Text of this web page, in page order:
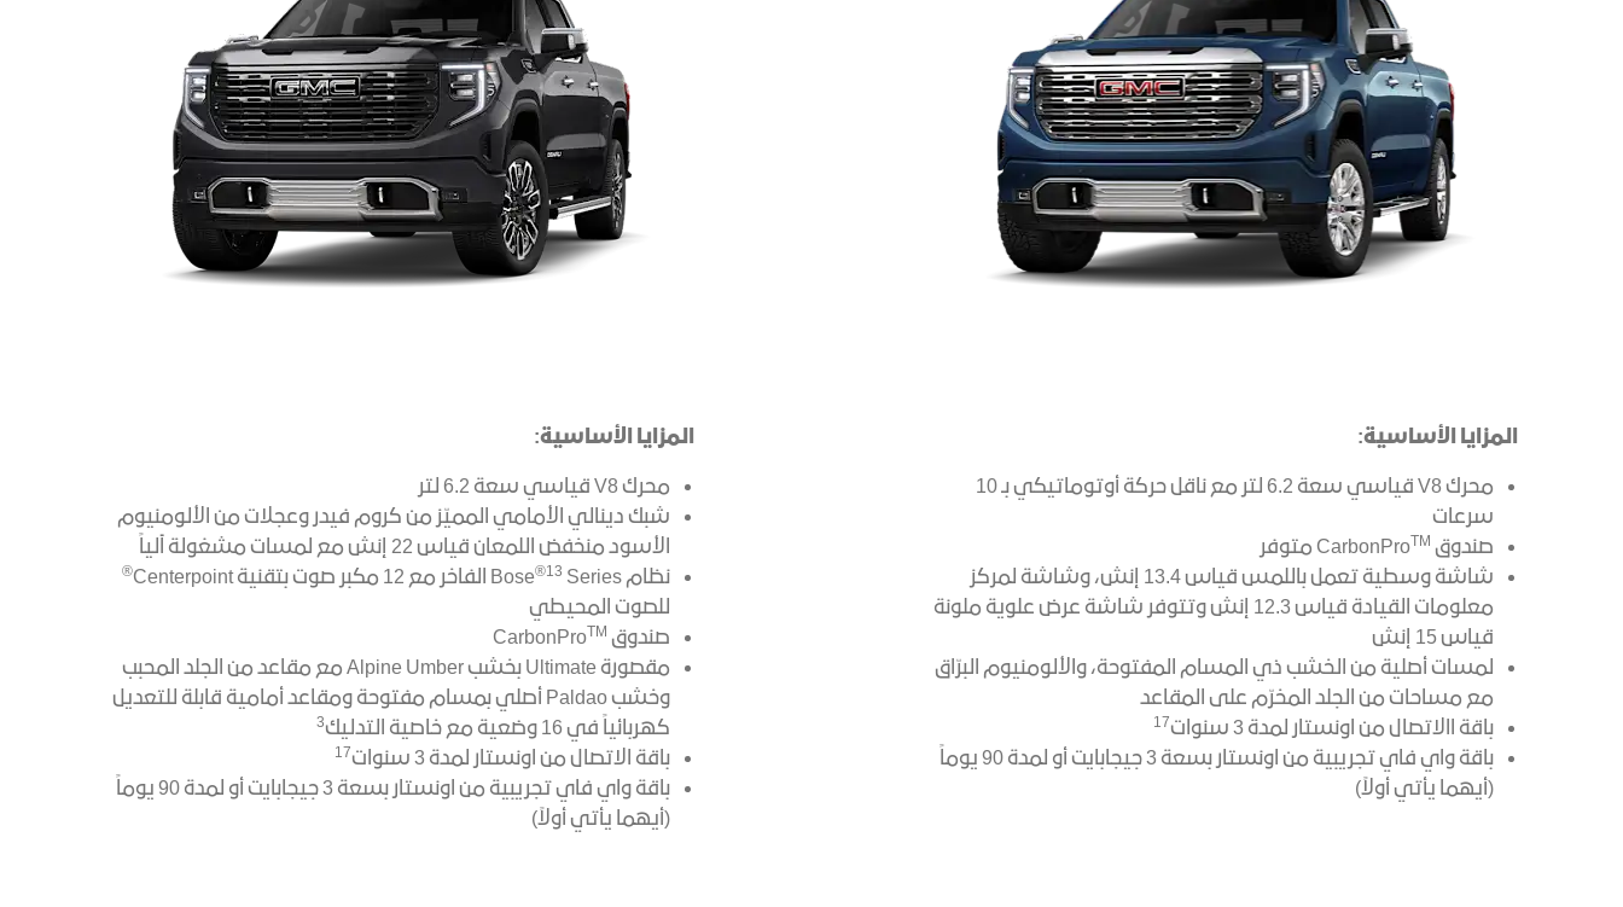
المزايا الأساسية:
محرك V8 قياسي سعة 6.2 لتر مع ناقل حركة أوتوماتيكي بـ 10
سرعات
صندوق CarbonPro TM
متوفر
شاشة وسطية تعمل باللمس قياس 13.4 إنش، وشاشة لمركز
معلومات القيادة قياس 12.3 إنش وتتوفر شاشة عرض علوية ملونة
قياس 15 إنش
لمسات أصلية من الخشب ذي المسام المفتوحة، والألومنيوم البرّاق
مع مساحات من الجلد المخرّم على المقاعد
باقة االاتصال من اونستار لمدة 3 سنوات
17
باقة واي فاي تجريبية من اونستار بسعة 3 جيجابايت أو لمدة 90 يوماً
(أيهما يأتي أولاً)
المزايا الأساسية:
محرك V8 قياسي سعة 6.2 لتر
شبك دينالي الأمامي المميّز من كروم فيدر وعجلات من الألومنيوم
الأسود منخفض اللمعان قياس 22 إنش مع لمسات مشغولة آلياً
نظام Bose
®13 Series الفاخر مع 12 مكبر صوت بتقنية Centerpoint ®
للصوت المحيطي
صندوق CarbonPro TM
مقصورة Ultimate بخشب Alpine Umber مع مقاعد من الجلد المحبب
وخشب Paldao أصلي بمسام مفتوحة ومقاعد أمامية قابلة للتعديل
كهربائياً في 16 وضعية مع خاصية التدليك
3
باقة الاتصال من اونستار لمدة 3سنوات17
باقة واي فاي تجريبية من اونستار بسعة 3 جيجابايت أو لمدة 90 يوماً
(أيهما يأتي أولاً)